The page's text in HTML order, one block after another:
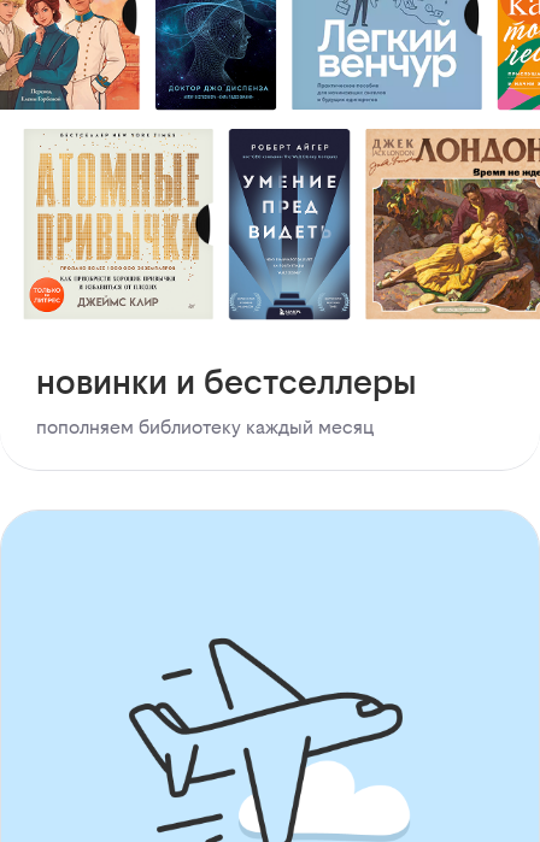
новинки и бестселлеры
пополняем библиотеку каждый месяц